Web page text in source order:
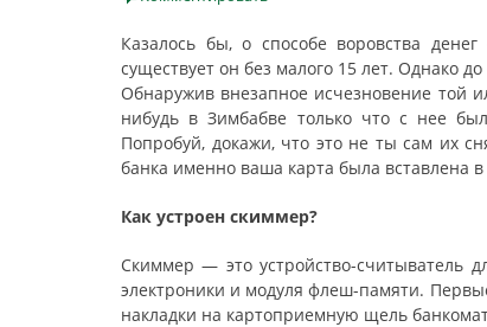
Казалось бы, о способе воровства
существует он без малого 15 лет. Однако
Обнаружив внезапное исчезновение той
нибудь в Зимбабве только что с нее
Попробуй, докажи, что это не ты сам их
банка именно ваша карта была вставлена
Как устроен скиммер?
Скиммер — это устройство-считыватель
электроники и модуля флеш-памяти.
накладки на картоприемную щель